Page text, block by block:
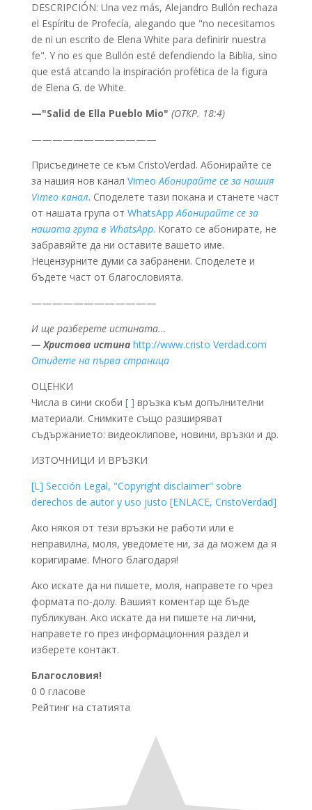
DESCRIPCIÓN: Una vez más, Alejandro Bullón rechaza
el Espíritu de Profecía, alegando que "no necesitamos
de ni un escrito de Elena White para definirir nuestra
fe". Y no es que Bullón esté defendiendo la Biblia, sino
que está atcando la inspiración profética de la figura
de Elena G. de White.
—"Salid de Ella Pueblo Mio" (ОТКР. 18:4)
————————————
Присъединете се към CristoVerdad. Абонирайте се
за нашия нов канал VimeoАбонирайте се за нашия
Vimeo канал. Споделете тази покана и станете част
от нашата група от WhatsAppАбонирайте се за
нашата група в WhatsApp. Когато се абонирате, не
забравяйте да ни оставите вашето име.
Нецензурните думи са забранени. Споделете и
бъдете част от благословията.
————————————
И ще разберете истината...
— Христова истина http://www.cristo Verdad.com
Отидете на първа страница
ОЦЕНКИ
Числа в сини скоби [ ] връзка към допълнителни
материали. Снимките също разширяват
съдържанието: видеоклипове, новини, връзки и др.
ИЗТОЧНИЦИ И ВРЪЗКИ
[L] Sección Legal, "Copyright disclaimer" sobre
derechos de autor y uso justo [ENLACE, CristoVerdad]
Ако някоя от тези връзки не работи или е
неправилна, моля, уведомете ни, за да можем да я
коригираме. Много благодаря!
Ако искате да ни пишете, моля, направете го чрез
формата по-долу. Вашият коментар ще бъде
публикуван. Ако искате да ни пишете на лични,
направете го през информационния раздел и
изберете контакт.
Благословия!
0 0 гласове
Рейтинг на статията